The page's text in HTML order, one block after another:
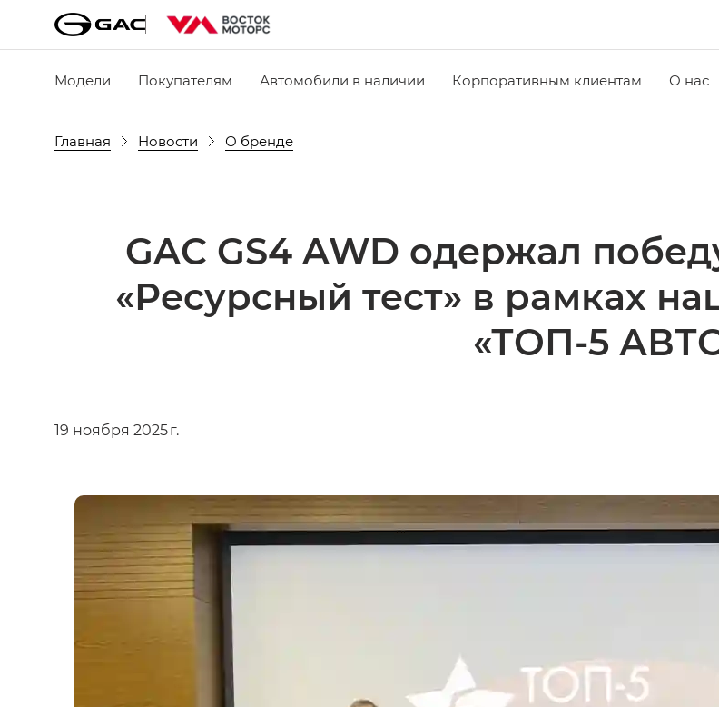
Модели Покупателям Автомобили в наличии Корпоративным клиентам О нас
Главная Новости О бренде
GAC GS4 AWD одержал
«Ресурсный тест» в рамках
«ТОП-5
19 ноября 2025 г.